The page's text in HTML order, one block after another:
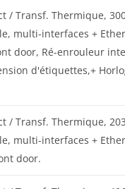
/ Transf. Thermique,
multi-interfaces +
door, Ré-enrouleur
d'étiquettes,+
/ Transf. Thermique,
multi-interfaces +
door.